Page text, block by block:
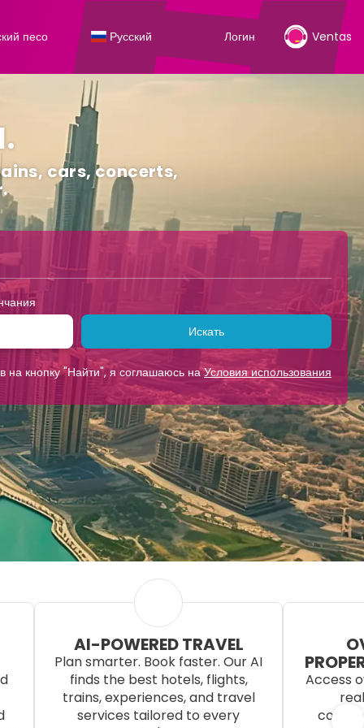
песо Русский Логин Ventas
cars, concerts,
Транспорт + проживание
Искать
на кнопку "Найти", я соглашаюсь наУсловия использования
AI-POWERED TRAVEL
Plan smarter. Book faster. Our AI
finds the best hotels, flights,
trains, experiences, and travel
services tailored to every
Access